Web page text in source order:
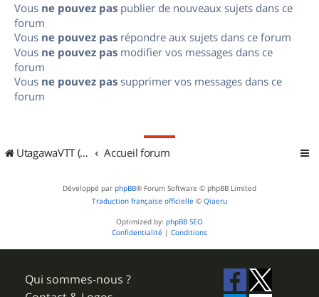
Vous ne pouvez pas publier de nouveaux sujets dans ce
forum
Vous ne pouvez pas répondre aux sujets dans ce forum
Vous ne pouvez pas modifier vos messages dans ce
forum
Vous ne pouvez pas supprimer vos messages dans ce
forum
UtagawaVTT (Randos VTT et VTTAE avec traces GPS) Accueil forum
Développé par phpBB® Forum Software © phpBB Limited
Traduction française officielle © Qiaeru
Optimized by: phpBB SEO
Confidentialité | Conditions
Qui sommes-nous ?